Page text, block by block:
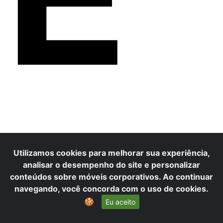
Utilizamos cookies para melhorar sua experiência,
analisar o desempenho do site e personalizar
conteúdos sobre móveis corporativos. Ao continuar
navegando, você concorda com o uso de cookies.
🍪
Eu aceito